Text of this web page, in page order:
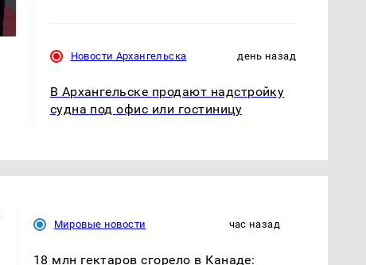
Новости Архангельска день назад
В Архангельске продают надстройку
судна под офис или гостиницу
Мировые новости час назад
18 млн гектаров сгорело в Канаде: